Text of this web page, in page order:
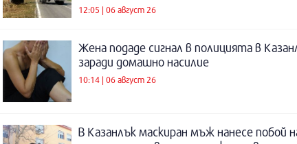
12:05 | 06 август 26
Жена подаде сигнал в полицията в
заради домашно насилие
10:14 | 06 август 26
В Казанлък маскиран мъж нанесе побой